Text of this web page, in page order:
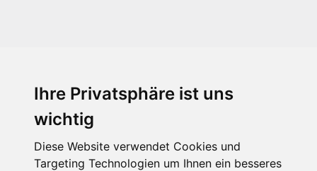
Ihre Privatsphäre ist uns
wichtig
Diese Website verwendet Cookies und
Targeting Technologien um Ihnen ein besseres
KIRCHE IN NOT - Österreich
kin@kircheinnot.at